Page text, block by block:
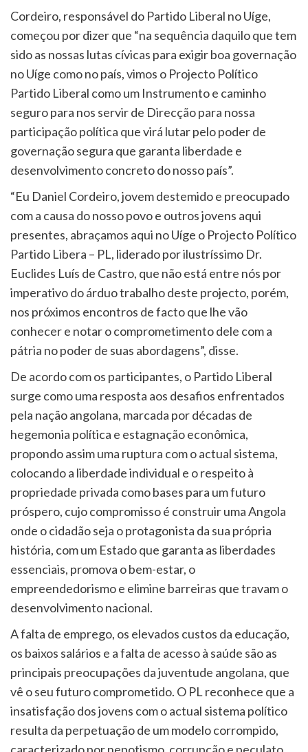
Cordeiro, responsável do Partido Liberal no Uíge,
começou por dizer que “na sequência daquilo que tem
sido as nossas lutas cívicas para exigir boa governação
no Uíge como no país, vimos o Projecto Político
Partido Liberal como um Instrumento e caminho
seguro para nos servir de Direcção para nossa
participação política que virá lutar pelo poder de
governação segura que garanta liberdade e
desenvolvimento concreto do nosso país”.
“Eu Daniel Cordeiro, jovem destemido e preocupado
com a causa do nosso povo e outros jovens aqui
presentes, abraçamos aqui no Uíge o Projecto Político
Partido Libera – PL, liderado por ilustríssimo Dr.
Euclides Luís de Castro, que não está entre nós por
imperativo do árduo trabalho deste projecto, porém,
nos próximos encontros de facto que lhe vão
conhecer e notar o comprometimento dele com a
pátria no poder de suas abordagens”, disse.
De acordo com os participantes, o Partido Liberal
surge como uma resposta aos desafios enfrentados
pela nação angolana, marcada por décadas de
hegemonia política e estagnação econômica,
propondo assim uma ruptura com o actual sistema,
colocando a liberdade individual e o respeito à
propriedade privada como bases para um futuro
próspero, cujo compromisso é construir uma Angola
onde o cidadão seja o protagonista da sua própria
história, com um Estado que garanta as liberdades
essenciais, promova o bem-estar, o
empreendedorismo e elimine barreiras que travam o
desenvolvimento nacional.
A falta de emprego, os elevados custos da educação,
os baixos salários e a falta de acesso à saúde são as
principais preocupações da juventude angolana, que
vê o seu futuro comprometido. O PL reconhece que a
insatisfação dos jovens com o actual sistema político
resulta da perpetuação de um modelo corrompido,